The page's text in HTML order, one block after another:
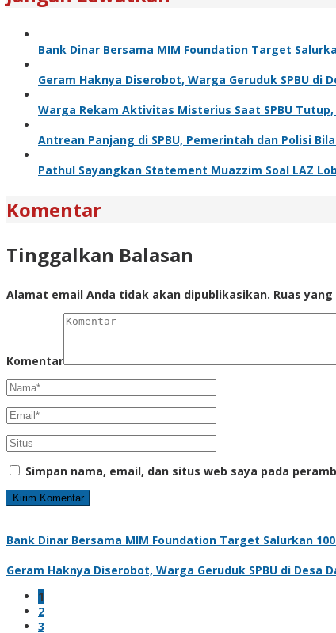
Bank Dinar Bersama MIM Foundation Target
Geram Haknya Diserobot, Warga Geruduk SPBU di
Warga Rekam Aktivitas Misterius Saat SPBU
Antrean Panjang di SPBU, Pemerintah dan Polisi
Pathul Sayangkan Statement Muazzim Soal LAZ
Komentar
Tinggalkan Balasan
Alamat email Anda tidak akan dipublikasikan. Ruas
Komentar
Simpan nama, email, dan situs web saya pada
Bank Dinar Bersama MIM Foundation Target Salurkan
Geram Haknya Diserobot, Warga Geruduk SPBU di Desa
1
2
3